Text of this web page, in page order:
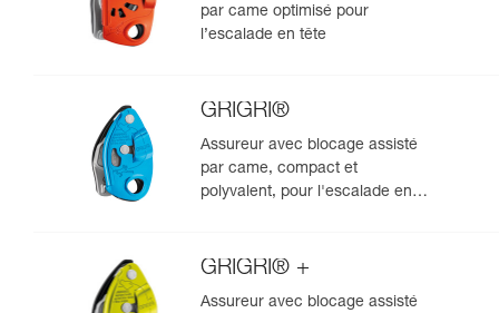
par came optimisé pour
l’escalade en tête
GRIGRI®
Assureur avec blocage assisté
par came, compact et
polyvalent, pour l'escalade en
GRIGRI® +
Assureur avec blocage assisté